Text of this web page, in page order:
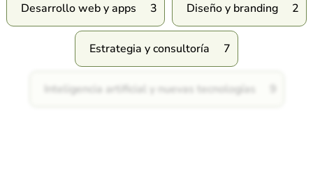
Desarrollo web y apps 3 Diseño y branding 2
Estrategia y consultoría 7
Inteligencia artificial y nuevas tecnologías